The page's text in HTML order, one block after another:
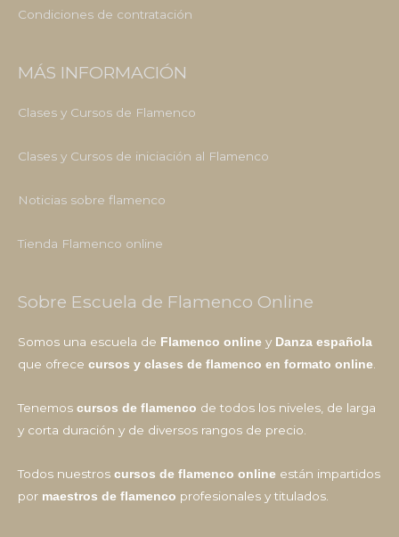
Condiciones de contratación
MÁS INFORMACIÓN
Clases y Cursos de Flamenco
Clases y Cursos de iniciación al Flamenco
Noticias sobre flamenco
Tienda Flamenco online
Sobre Escuela de Flamenco Online
Somos una escuela de Flamenco online y Danza española
que ofrece cursos y clases de flamenco en formato online.
Tenemos cursos de flamenco de todos los niveles, de larga
y corta duración y de diversos rangos de precio.
Todos nuestros cursos de flamenco online están impartidos
por maestros de flamenco profesionales y titulados.